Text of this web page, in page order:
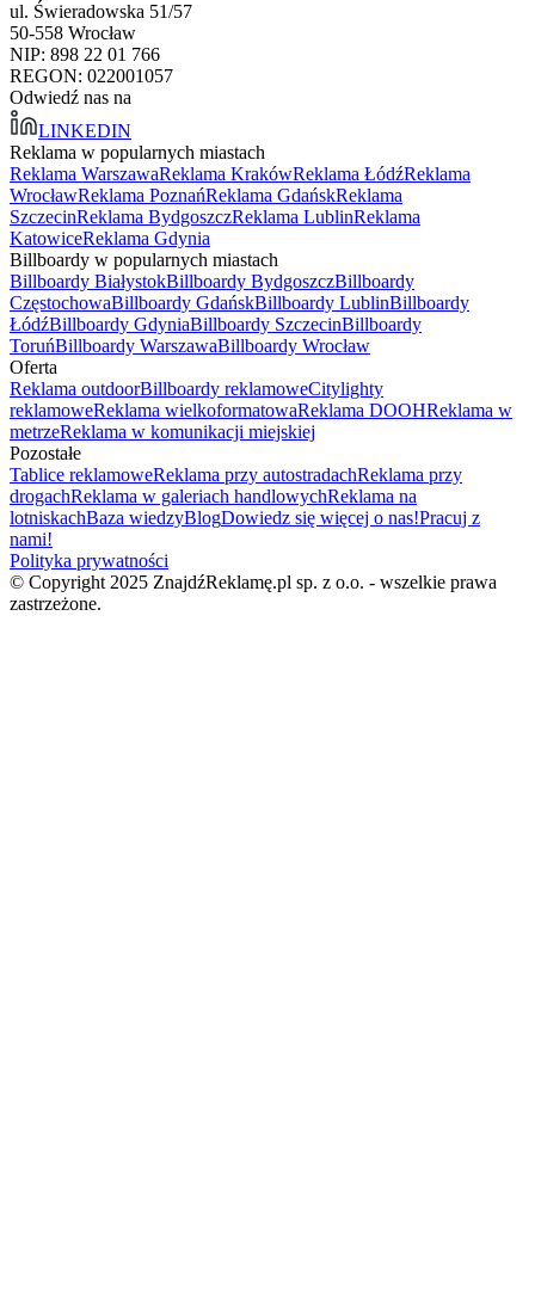
ul. Świeradowska 51/57
50-558 Wrocław
NIP: 898 22 01 766
REGON: 022001057
Odwiedź nas na
LINKEDIN
Reklama w popularnych miastach
Reklama WarszawaReklama KrakówReklama ŁódźReklama
WrocławReklama PoznańReklama GdańskReklama
SzczecinReklama BydgoszczReklama LublinReklama
KatowiceReklama Gdynia
Billboardy w popularnych miastach
Billboardy BiałystokBillboardy BydgoszczBillboardy
CzęstochowaBillboardy GdańskBillboardy LublinBillboardy
ŁódźBillboardy GdyniaBillboardy SzczecinBillboardy
ToruńBillboardy WarszawaBillboardy Wrocław
Oferta
Reklama outdoorBillboardy reklamoweCitylighty
reklamoweReklama wielkoformatowaReklama DOOHReklama w
metrzeReklama w komunikacji miejskiej
Pozostałe
Tablice reklamoweReklama przy autostradachReklama przy
drogachReklama w galeriach handlowychReklama na
lotniskachBaza wiedzyBlogDowiedz się więcej o nas!Pracuj z
nami!
Polityka prywatności
© Copyright 2025 ZnajdźReklamę.pl sp. z o.o. - wszelkie prawa
zastrzeżone.